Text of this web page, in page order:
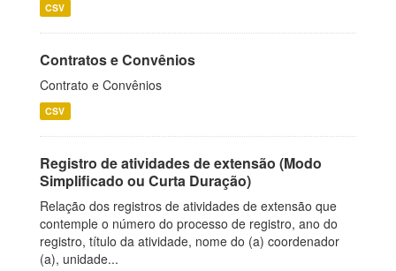
CSV
Contratos e Convênios
Contrato e Convênios
CSV
Registro de atividades de extensão (Modo
Simplificado ou Curta Duração)
Relação dos registros de atividades de extensão que
contemple o número do processo de registro, ano do
registro, título da atividade, nome do (a) coordenador
(a), unidade...